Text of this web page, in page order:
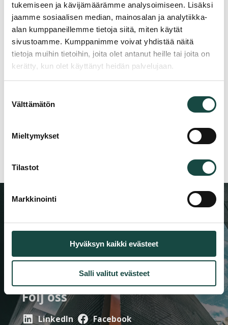
tukemiseen ja kävijämäärämme analysoimiseen. Lisäksi
jaamme sosiaalisen median, mainosalan ja analytiikka-
alan kumppaneillemme tietoja siitä, miten käytät
sivustoamme. Kumppanimme voivat yhdistää näitä
tietoja muihin tietoihin, joita olet antanut heille tai joita on
kerätty, kun olet käyttänyt heidän palvelujaan.
valinta
Välttämätön
Mieltymykset
Tilastot
Markkinointi
Hyväksyn kaikki evästeet
Salli valitut evästeet
Aktuellt från våra experter
Var bland de första att få information om
nya produkter, referenser och
branschinsikter.
Följ oss
LinkedIn Facebook